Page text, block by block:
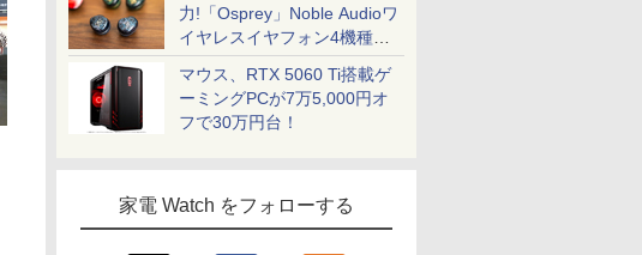
力!「Osprey」Noble Audioワ
イヤレスイヤフォン4機種を
一気に聴く
マウス、RTX 5060 Ti搭載ゲ
ーミングPCが7万5,000円オ
フで30万円台！
家電 Watch をフォローする